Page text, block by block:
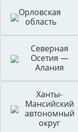
Орловская
область
Северная
Осетия —
Алания
Ханты-
Мансийский
автономный
округ